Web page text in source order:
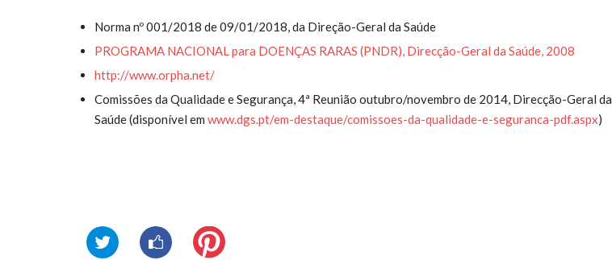
Norma nº 001/2018 de 09/01/2018, da Direção-Geral da Saúde
PROGRAMA NACIONAL para DOENÇAS RARAS (PNDR), Direcção-Geral da Saúde, 2008
http://www.orpha.net/
Comissões da Qualidade e Segurança, 4ª Reunião outubro/novembro de 2014, Direcção-Geral da
Saúde (disponível em www.dgs.pt/em-destaque/comissoes-da-qualidade-e-seguranca-pdf.aspx)